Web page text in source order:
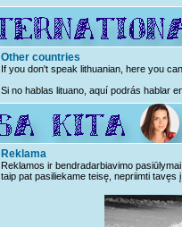
Other countries
If you don't speak lithuanian, here you
Si no hablas lituano, aquí podrás hablar
Reklama
Reklamos ir bendradarbiavimo
taip pat pasiliekame teisę, nepriimti tavęs į